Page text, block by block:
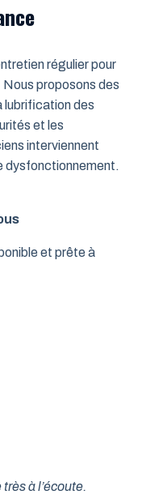
régulier pour
proposons des
lubrification des
et les
interviennent
dysfonctionnement.
et prête à
à l’écoute.